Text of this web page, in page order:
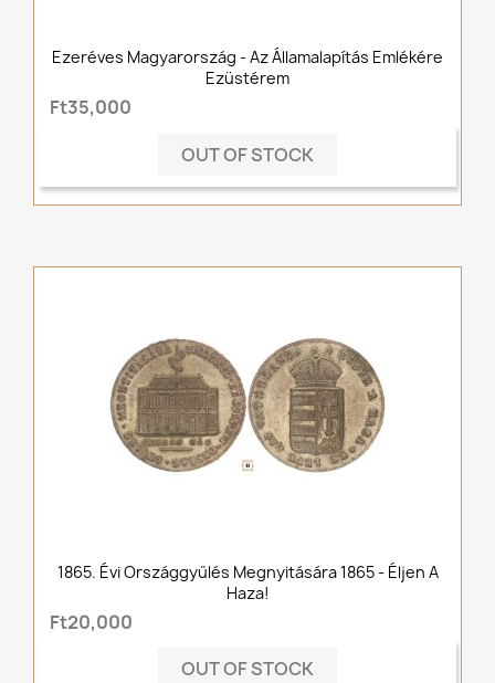
Ezeréves Magyarország - Az Államalapítás Emlékére
Ezüstérem
Ft35,000
OUT OF STOCK
1865. Évi Országgyűlés Megnyitására 1865 - Éljen A
Haza!
Ft20,000
OUT OF STOCK